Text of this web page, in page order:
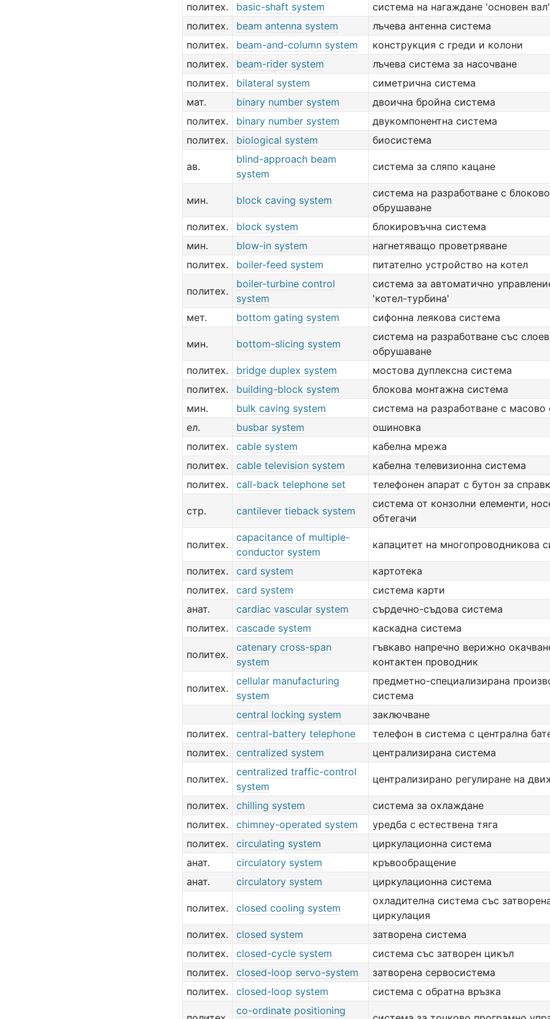
политех.
basic-shaft system
система на нагаждане 'основен вал'
политех.
beam antenna system
лъчева антенна система
политех.
beam-and-column system
конструкция с греди и колони
политех.
beam-rider system
лъчева система за насочване
политех.
bilateral system
симетрична система
мат.
binary number system
двоична бройна система
политех.
binary number system
двукомпонентна система
политех.
biological system биосистема
ав.
blind-approach beam
system
система за сляпо кацане
мин. block caving system
система на разработване с блоково
обрушаване
политех.
block system
блокировъчна система
мин.
blow-in system
нагнетяващо проветряване
политех.
boiler-feed system питателно устройство на котел
политех.
boiler-turbine control
system
система за автоматично
'котел-турбина'
мет.
bottom gating system сифонна леякова система
мин. bottom-slicing system
система на разработване със
обрушаване
политех.
bridge duplex system
мостова дуплексна система
политех.
building-block system
блокова монтажна система
мин.
bulk caving system
система на разработване с
ел.
busbar system
ошиновка
политех.
cable system
кабелна мрежа
политех.
cable television system
кабелна телевизионна система
политех.
call-back telephone set телефонен апарат с бутон за
стр. cantilever tieback system
система от конзолни елементи,
обтегачи
политех.
capacitance of multiple-
conductor system
капацитет на многопроводникова
политех. card system
картотека
политех.
card system
система карти
анат.
cardiac vascular system
сърдечно-съдова система
политех.
cascade system каскадна система
политех.
catenary cross-span
system
гъвкаво напречно верижно
контактен проводник
политех.
cellular manufacturing
system
предметно-специализирана
система
central locking system
заключване
политех.
central-battery telephone
телефон в система с централна
политех.
centralized system централизирана система
политех.
centralized traffic-control
system
централизирано регулиране на
политех. chilling system
система за охлаждане
политех.
chimney-operated system
уредба с естествена тяга
политех.
circulating system
циркулационна система
анат.
circulatory system
кръвообращение
анат.
circulatory system циркулационна система
политех. closed cooling system
охладителна система със
циркулация
политех.
closed system
затворена система
политех.
closed-cycle system
система със затворен цикъл
политех.
closed-loop servo-system
затворена сервосистема
политех.
closed-loop system система с обратна връзка
co-ordinate positioning